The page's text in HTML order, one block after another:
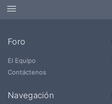
Foro
El Equipo
Contáctenos
Navegación